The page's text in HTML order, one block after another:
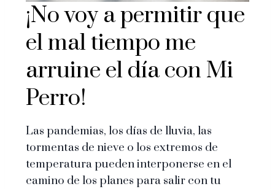
¡No voy a permitir que
el mal tiempo me
arruine el día con Mi
Perro!
Las pandemias, los días de lluvia, las
tormentas de nieve o los extremos de
temperatura pueden interponerse en el
camino de los planes para salir con tu